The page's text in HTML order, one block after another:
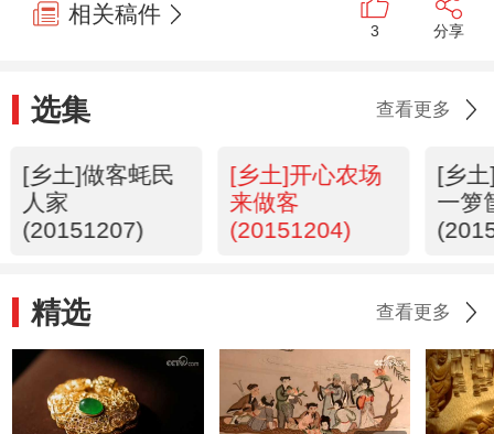
相关稿件
3 分享
选集 查看更多
[乡土]做客蚝民
人家
(20151207)
[乡土]开心农场
来做客
(20151204)
[乡
一箩
精选 查看更多